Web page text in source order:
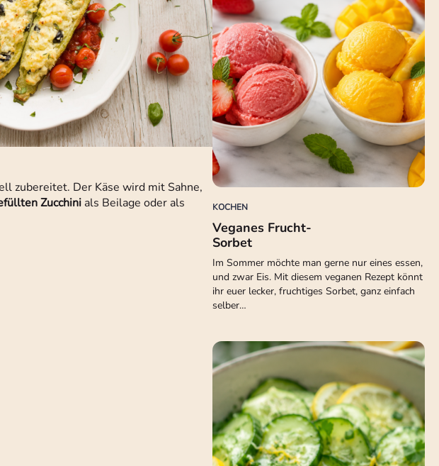
zubereitet. Der Käse wird mit Sahne,
Zucchini als Beilage oder als
KOCHEN
Veganes Frucht-
Sorbet
Im Sommer möchte man gerne nur eines essen,
und zwar Eis. Mit diesem veganen Rezept könnt
ihr euer lecker, fruchtiges Sorbet, ganz einfach
selber…